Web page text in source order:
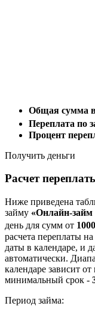
Общая сумма
Переплата по
Процент
Получить деньги
Расчет
Ниже приведена
займу «Онлайн-
день для сумм от
расчета переплаты
даты в календаре, и
автоматически.
календаре зависит
минимальный срок -
Период займа: